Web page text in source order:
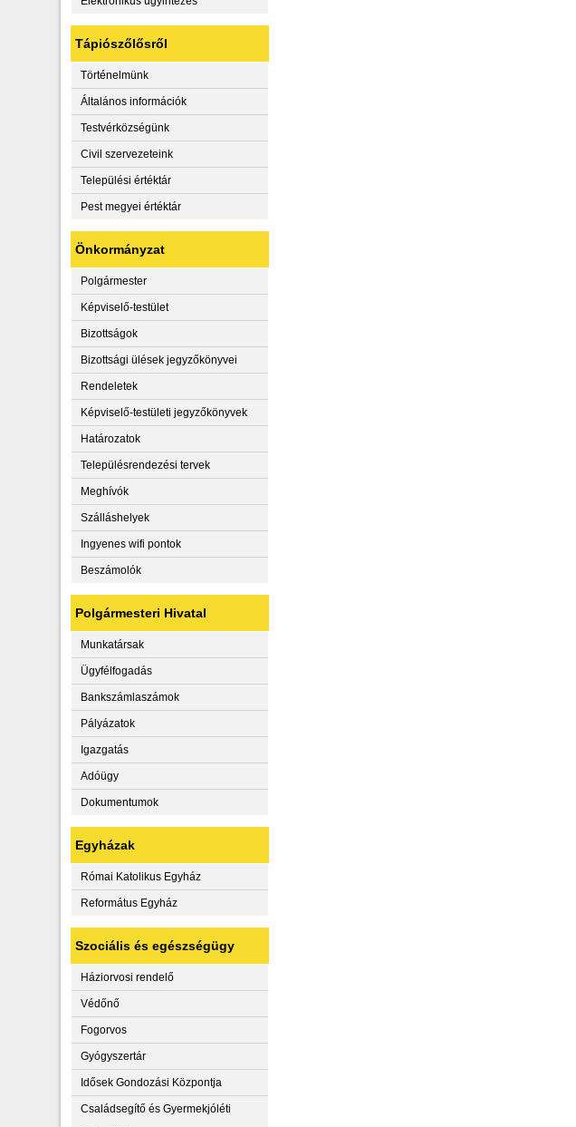
Tápiószőlősről
Történelmünk
Általános információk
Testvérközségünk
Civil szervezeteink
Települési értéktár
Pest megyei értéktár
Önkormányzat
Polgármester
Képviselő-testület
Bizottságok
Bizottsági ülések jegyzőkönyvei
Rendeletek
Képviselő-testületi jegyzőkönyvek
Határozatok
Településrendezési tervek
Meghívók
Szálláshelyek
Ingyenes wifi pontok
Beszámolók
Polgármesteri Hivatal
Munkatársak
Ügyfélfogadás
Bankszámlaszámok
Pályázatok
Igazgatás
Adóügy
Dokumentumok
Egyházak
Római Katolikus Egyház
Református Egyház
Szociális és egészségügy
Háziorvosi rendelő
Védőnő
Fogorvos
Gyógyszertár
Idősek Gondozási Központja
Családsegítő és Gyermekjóléti